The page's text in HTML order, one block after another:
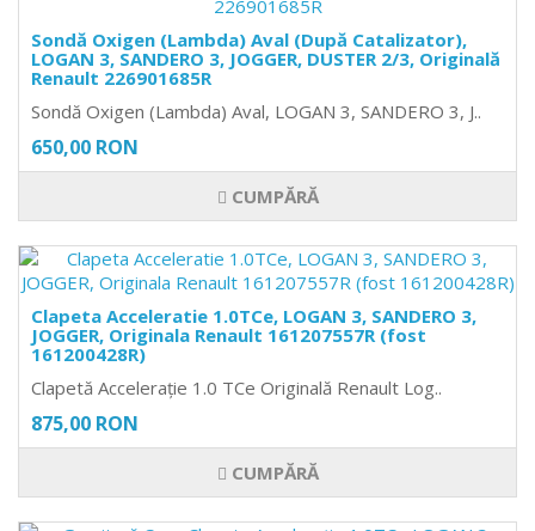
Sondă Oxigen (Lambda) Aval (După Catalizator),
LOGAN 3, SANDERO 3, JOGGER, DUSTER 2/3, Originală
Renault 226901685R
Sondă Oxigen (Lambda) Aval, LOGAN 3, SANDERO 3, J..
650,00 RON
CUMPĂRĂ
Clapeta Acceleratie 1.0TCe, LOGAN 3, SANDERO 3,
JOGGER, Originala Renault 161207557R (fost
161200428R)
Clapetă Accelerație 1.0 TCe Originală Renault Log..
875,00 RON
CUMPĂRĂ